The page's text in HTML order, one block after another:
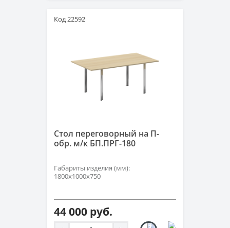
Код 22592
Стол переговорный на П-
обр. м/к БП.ПРГ-180
Габариты изделия (мм):
1800х1000х750
44 000 руб.